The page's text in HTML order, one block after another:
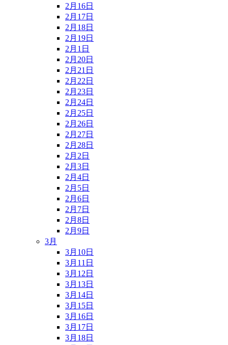
2月16日
2月17日
2月18日
2月19日
2月1日
2月20日
2月21日
2月22日
2月23日
2月24日
2月25日
2月26日
2月27日
2月28日
2月2日
2月3日
2月4日
2月5日
2月6日
2月7日
2月8日
2月9日
3月
3月10日
3月11日
3月12日
3月13日
3月14日
3月15日
3月16日
3月17日
3月18日